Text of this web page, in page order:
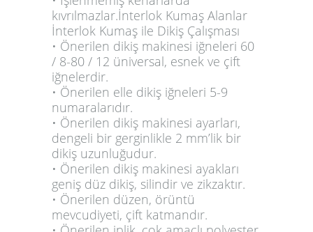
kıvrılmazlar.İnterlok Kumaş Alanlar
İnterlok Kumaş ile Dikiş Çalışması
• Önerilen dikiş makinesi iğneleri 60
/ 8-80 / 12 üniversal, esnek ve çift
iğnelerdir.
• Önerilen elle dikiş iğneleri 5-9
numaralarıdır.
• Önerilen dikiş makinesi ayarları,
dengeli bir gerginlikle 2 mm’lik bir
dikiş uzunluğudur.
• Önerilen dikiş makinesi ayakları
geniş düz dikiş, silindir ve zikzaktır.
• Önerilen düzen, örüntü
mevcudiyeti, çift katmandır.